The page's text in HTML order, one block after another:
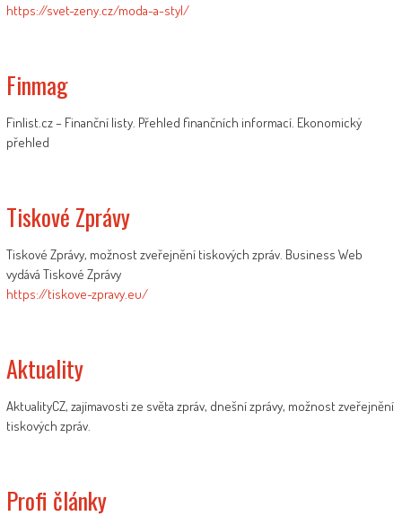
https://svet-zeny.cz/moda-a-styl/
Finmag
Finlist.cz – Finanční listy. Přehled finančních informací. Ekonomický
přehled
Tiskové Zprávy
Tiskové Zprávy, možnost zveřejnění tiskových zpráv. Business Web
vydává Tiskové Zprávy
https://tiskove-zpravy.eu/
Aktuality
AktualityCZ, zajímavosti ze světa zpráv, dnešní zprávy, možnost zveřejnění
tiskových zpráv.
Profi články